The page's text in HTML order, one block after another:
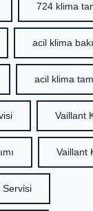
724 klima
acil klima
acil klima
Vaillant
Vaillant
Servisi